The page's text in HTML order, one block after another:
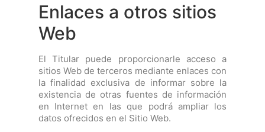
Enlaces a otros sitios
Web
El Titular puede proporcionarle acceso a
sitios Web de terceros mediante enlaces con
la finalidad exclusiva de informar sobre la
existencia de otras fuentes de información
en Internet en las que podrá ampliar los
datos ofrecidos en el Sitio Web.